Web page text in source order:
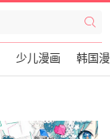
少儿漫画 韩国